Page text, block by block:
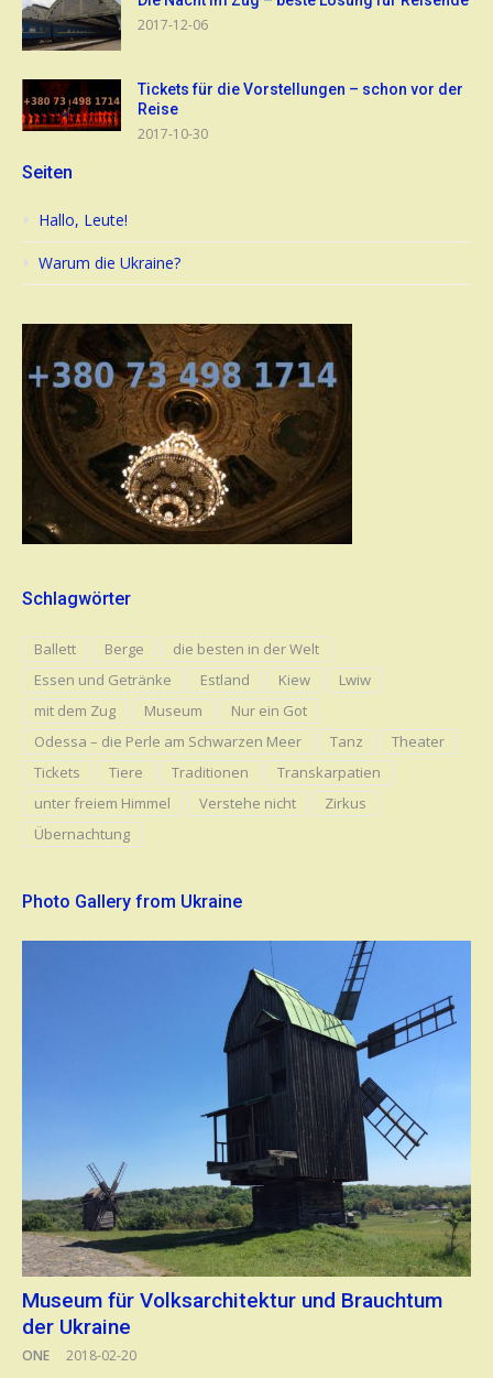
2017-12-06
Tickets für die Vorstellungen – schon vor der
Reise
2017-10-30
Seiten
Hallo, Leute!
Warum die Ukraine?
Schlagwörter
Ballett Berge
die besten in der Welt
Essen und Getränke
Estland Kiew
Lwiw
mit dem Zug
Museum
Nur ein Got
Odessa – die Perle am Schwarzen Meer
Tanz
Theater
Tickets
Tiere Traditionen
Transkarpatien
unter freiem Himmel
Verstehe nicht
Zirkus
Übernachtung
Photo Gallery from Ukraine
Museum für Volksarchitektur und Brauchtum
der Ukraine
ONE 2018-02-20